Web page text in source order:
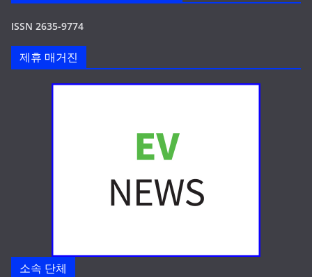
ISSN 2635-9774
제휴 매거진
소속 단체